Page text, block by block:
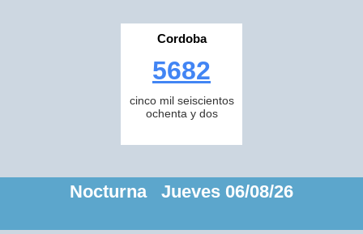
Cordoba
5682
cinco mil seiscientos
ochenta y dos
Nocturna Jueves 06/08/26